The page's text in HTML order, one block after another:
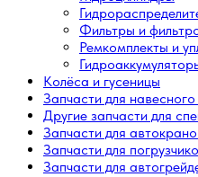
Фильтры и
Ремкомплекты и
Колёса и гусеницы
Запчасти для
Другие запчасти для
Запчасти для
Запчасти для
Запчасти для